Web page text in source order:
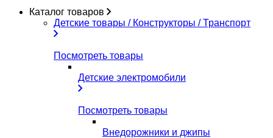
Каталог товаров
Детские товары / Конструкторы / Транспорт
Посмотреть товары
Детские электромобили
Посмотреть товары
Внедорожники и джипы